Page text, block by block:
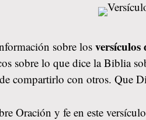
sobre los
sobre lo que dice la Biblia
compartirlo con otros. Que
Oración y fe en este